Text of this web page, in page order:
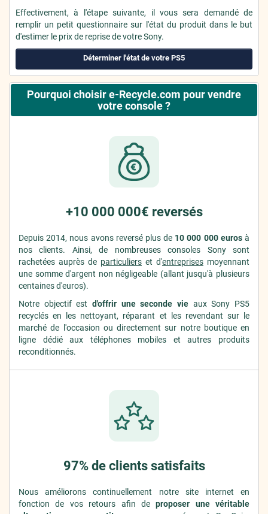
Effectivement, à l'étape suivante, il vous sera demandé de
remplir un petit questionnaire sur l'état du produit dans le but
d'estimer le prix de reprise de votre Sony.
Déterminer l'état de votre PS5
Pourquoi choisir e-Recycle.com pour vendre
votre console ?
+10 000 000€ reversés
Depuis 2014, nous avons reversé plus de 10 000 000 eurosà
nos clients. Ainsi, de nombreuses consoles Sony sont
rachetées auprès de particuliers et d'entreprises moyennant
une somme d'argent non négligeable (allant jusqu'à plusieurs
centaines d'euros).
Notre objectif est d'offrir une seconde vie aux Sony PS5
recyclés en les nettoyant, réparant et les revendant sur le
marché de l'occasion ou directement sur notre boutique en
ligne dédié aux téléphones mobiles et autres produits
reconditionnés.
97% de clients satisfaits
Nous améliorons continuellement notre site internet en
fonction de vos retours afin deproposer une véritable